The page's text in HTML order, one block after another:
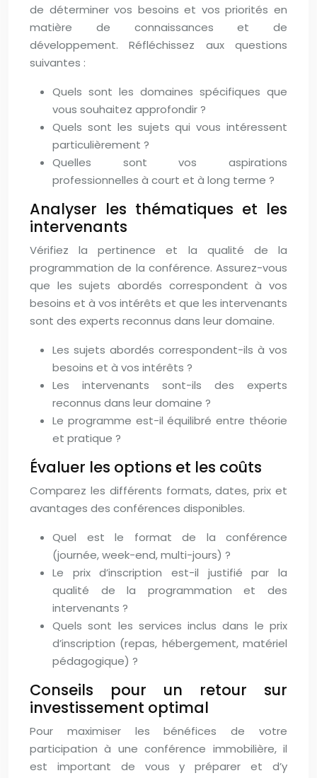
de déterminer vos besoins et vos priorités en
matière de connaissances et de
développement. Réfléchissez aux questions
suivantes :
Quels sont les domaines spécifiques que
vous souhaitez approfondir ?
Quels sont les sujets qui vous intéressent
particulièrement ?
Quelles sont vos aspirations
professionnelles à court et à long terme ?
Analyser les thématiques et les
intervenants
Vérifiez la pertinence et la qualité de la
programmation de la conférence. Assurez-vous
que les sujets abordés correspondent à vos
besoins et à vos intérêts et que les intervenants
sont des experts reconnus dans leur domaine.
Les sujets abordés correspondent-ils à vos
besoins et à vos intérêts ?
Les intervenants sont-ils des experts
reconnus dans leur domaine ?
Le programme est-il équilibré entre théorie
et pratique ?
Évaluer les options et les coûts
Comparez les différents formats, dates, prix et
avantages des conférences disponibles.
Quel est le format de la conférence
(journée, week-end, multi-jours) ?
Le prix d’inscription est-il justifié par la
qualité de la programmation et des
intervenants ?
Quels sont les services inclus dans le prix
d’inscription (repas, hébergement, matériel
pédagogique) ?
Conseils pour un retour sur
investissement optimal
Pour maximiser les bénéfices de votre
participation à une conférence immobilière, il
est important de vous y préparer et d’y